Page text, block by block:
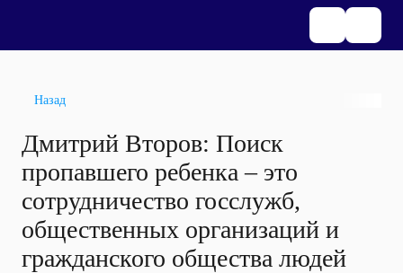
Назад
Дмитрий Второв: Поиск
пропавшего ребенка – это
сотрудничество госслужб,
общественных организаций и
гражданского общества людей